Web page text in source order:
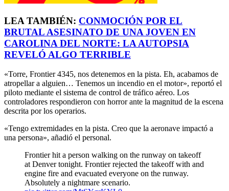
LEA TAMBIÉN: CONMOCIÓN POR EL
BRUTAL ASESINATO DE UNA JOVEN EN
CAROLINA DEL NORTE: LA AUTOPSIA
REVELÓ ALGO TERRIBLE
«Torre, Frontier 4345, nos detenemos en la pista. Eh, acabamos de
atropellar a alguien… Tenemos un incendio en el motor», reportó el
piloto mediante el sistema de control de tráfico aéreo. Los
controladores respondieron con horror ante la magnitud de la escena
descrita por los operarios.
«Tengo extremidades en la pista. Creo que la aeronave impactó a
una persona», añadió el personal.
Frontier hit a person walking on the runway on takeoff
at Denver tonight. Frontier rejected the takeoff with and
engine fire and evacuated everyone on the runway.
Absolutely a nightmare scenario.